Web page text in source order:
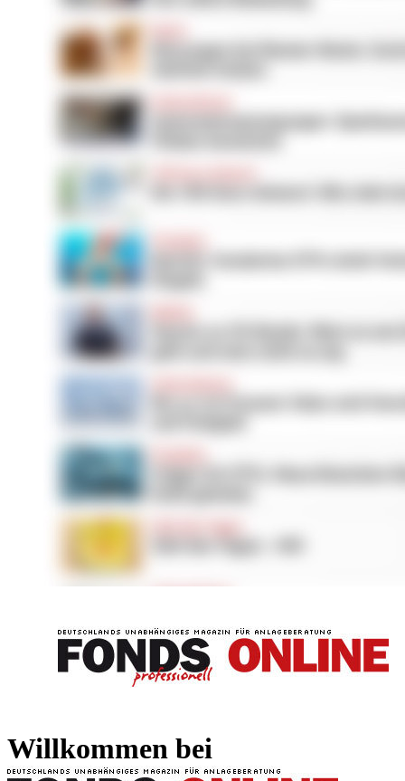
Willkommen bei